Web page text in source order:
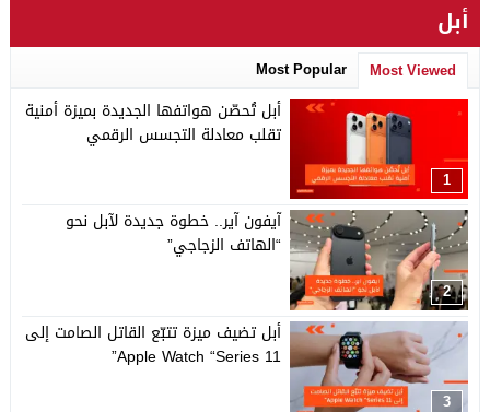
أبل
Most Viewed
Most Popular
1
أبل تُحصّن هواتفها الجديدة بميزة أمنية
تقلب معادلة التجسس الرقمي
2
آيفون آير.. خطوة جديدة لآبل نحو
“الهاتف الزجاجي”
3
أبل تضيف ميزة تتبّع القاتل الصامت إلى
Apple Watch “Series 11”